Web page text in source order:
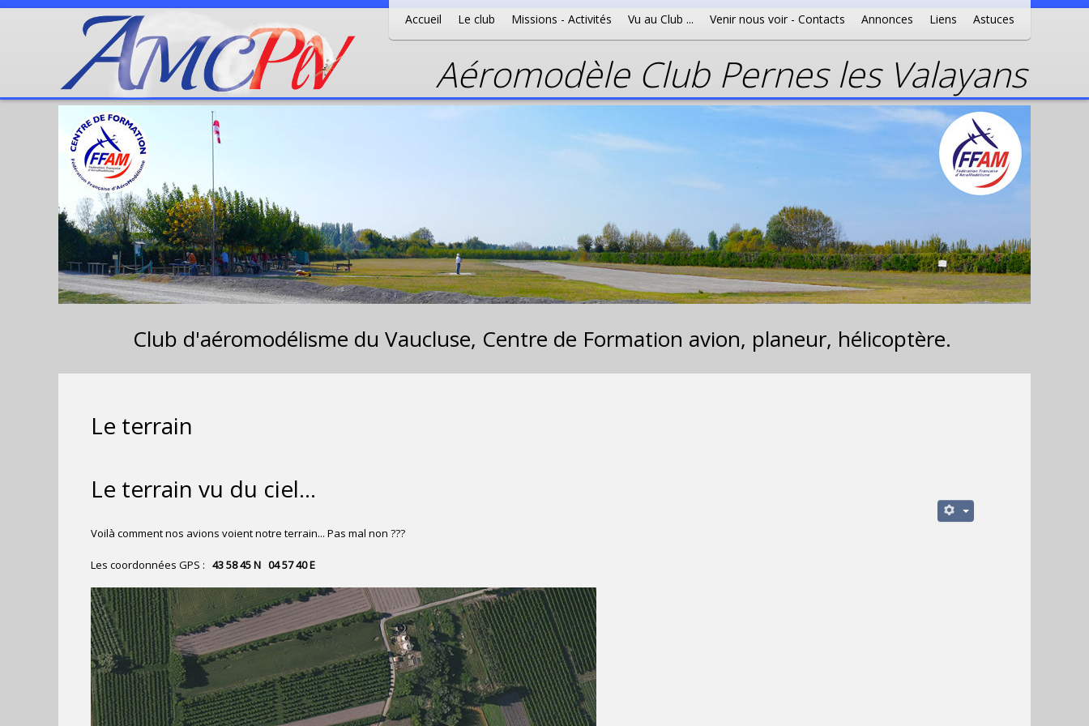
Accueil Le club Missions - Activités Vu au Club ... Venir nous voir - Contacts Annonces Liens Astuces
Aéromodèle Club Pernes les Valayans
Club d'aéromodélisme du Vaucluse, Centre de Formation avion, planeur, hélicoptère.
Le terrain
Le terrain vu du ciel...
Voilà comment nos avions voient notre terrain... Pas mal non ???
Les coordonnées GPS : 43 58 45 N 04 57 40 E